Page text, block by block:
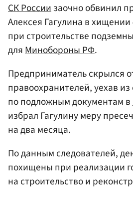
СК Россиизаочно обвинил
Алексея Гагулина в
при строительстве
дляМинобороны РФ.
Предприниматель скрылся
правоохранителей, уехав
по подложным документам в
избрал Гагулину меру
на два месяца.
По данным следователей,
похищены при реализации
на строительство и